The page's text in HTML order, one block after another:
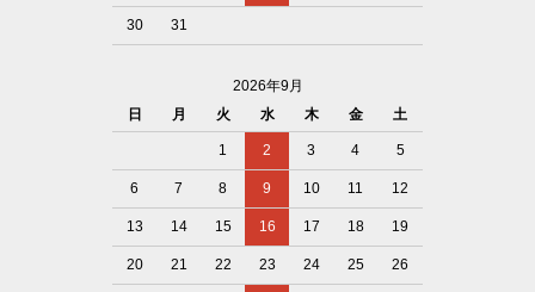
30 31
2026年9月
日
月 火 水 木 金 土
1 2 3 4 5
6 7 8 9 10 11 12
13 14 15 16 17 18 19
20 21 22 23 24 25 26